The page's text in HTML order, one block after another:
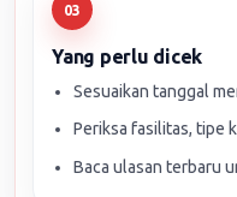
03
Yang perlu dicek
Sesuaikan tanggal
Periksa fasilitas, tipe
Baca ulasan terbaru